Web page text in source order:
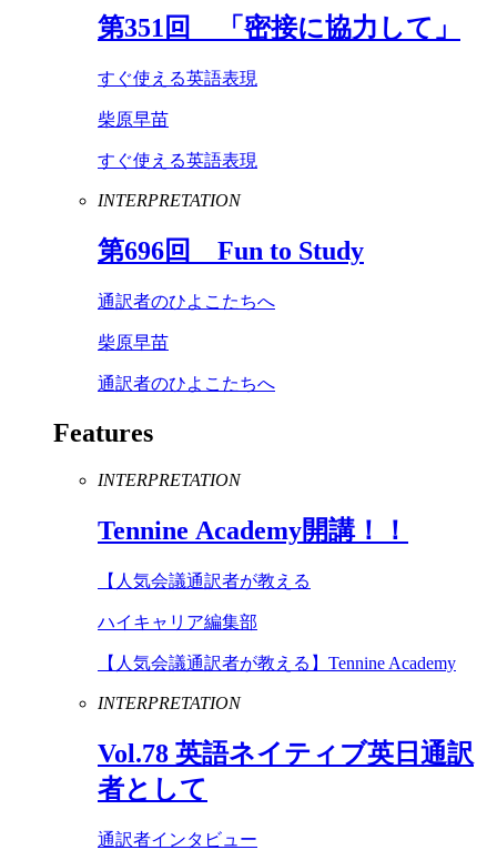
第351回 「密接に協力して」
すぐ使える英語表現
柴原早苗
すぐ使える英語表現
INTERPRETATION
第696回 Fun to Study
通訳者のひよこたちへ
柴原早苗
通訳者のひよこたちへ
Features
INTERPRETATION
Tennine Academy開講！！
【人気会議通訳者が教える
ハイキャリア編集部
【人気会議通訳者が教える】Tennine Academy
INTERPRETATION
Vol.78 英語ネイティブ英日通訳
者として
通訳者インタビュー